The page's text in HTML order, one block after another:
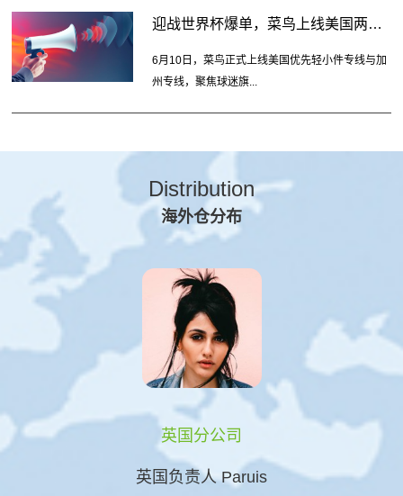
迎战世界杯爆单，菜鸟上线美国两大...
6月10日，菜鸟正式上线美国优先轻小件专线与加
州专线，聚焦球迷旗...
Distribution
海外仓分布
英国分公司
英国负责人 Paruis